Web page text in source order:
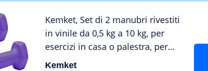
Kemket, Set di 2 manubri rivestiti
in vinile da 0,5 kg a 10 kg, per
esercizi in casa o palestra, per
fitness, esercizio dei bicipiti,
Kemket